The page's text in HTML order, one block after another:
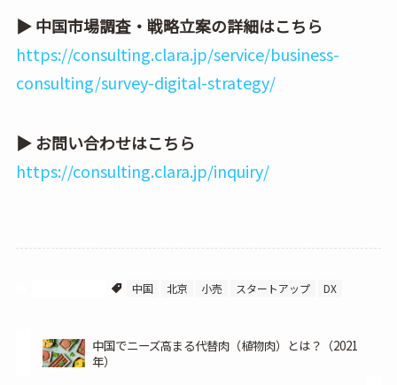
▶ 中国市場調査・戦略立案の詳細はこちら
https://consulting.clara.jp/service/business-
consulting/survey-digital-strategy/
▶ お問い合わせはこちら
https://consulting.clara.jp/inquiry/
中国 北京 小売 スタートアップ DX
中国でニーズ高まる代替肉（植物肉）とは？（2021
年）